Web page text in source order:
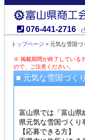
富山県商工会連合会
076-441-2716
トップページ > 元気な雪国づ
※ 掲載期間が終了している
ので、ご注意ください。
■ 元気な雪国づく
富山県では「富山県
県元気な雪国づくり
【応募できる方】